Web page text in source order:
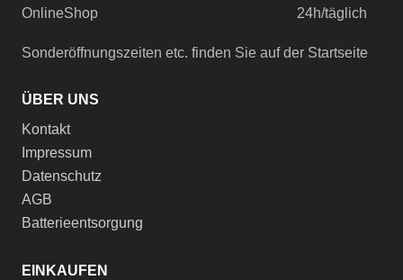
OnlineShop 24h/täglich
Sonderöffnungszeiten etc. finden Sie auf der Startseite
ÜBER UNS
Kontakt
Impressum
Datenschutz
AGB
Batterieentsorgung
EINKAUFEN